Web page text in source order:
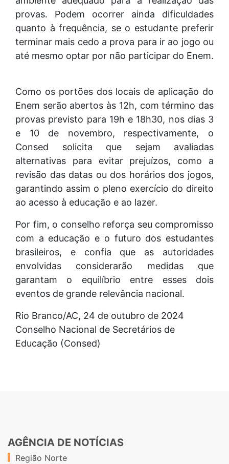
provas. Podem ocorrer ainda dificuldades
quanto à frequência, se o estudante preferir
terminar mais cedo a prova para ir ao jogo ou
até mesmo optar por não participar do Enem.
Como os portões dos locais de aplicação do
Enem serão abertos às 12h, com término das
provas previsto para 19h e 18h30, nos dias 3
e 10 de novembro, respectivamente, o
Consed solicita que sejam avaliadas
alternativas para evitar prejuízos, como a
revisão das datas ou dos horários dos jogos,
garantindo assim o pleno exercício do direito
ao acesso à educação e ao lazer.
Por fim, o conselho reforça seu compromisso
com a educação e o futuro dos estudantes
brasileiros, e confia que as autoridades
envolvidas considerarão medidas que
garantam o equilíbrio entre esses dois
eventos de grande relevância nacional.
Rio Branco/AC, 24 de outubro de 2024
Conselho Nacional de Secretários de
Educação (Consed)
AGÊNCIA DE NOTÍCIAS
Região Norte